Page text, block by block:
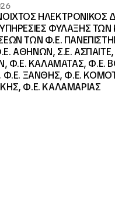
ΗΛΕΚΤΡΟΝΙΚΟΣ
ΦΥΛΑΞΗΣ ΤΩΝ
ΤΩΝ Φ.Ε.
ΑΘΗΝΩΝ, Σ.Ε. ΑΣΠΑΙΤΕ,
Φ.Ε. ΚΑΛΑΜΑΤΑΣ, Φ.Ε.
Φ.Ε. ΞΑΝΘΗΣ, Φ.Ε.
Φ.Ε. ΚΑΛΑΜΑΡΙΑΣ